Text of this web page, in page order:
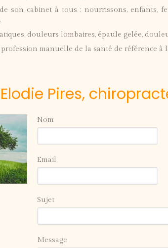
son cabinet à tous : nourrissons, enfants,
douleurs lombaires, épaule gelée,
manuelle de la santé de référence à
Pires,
Nom
Email
Sujet
Message